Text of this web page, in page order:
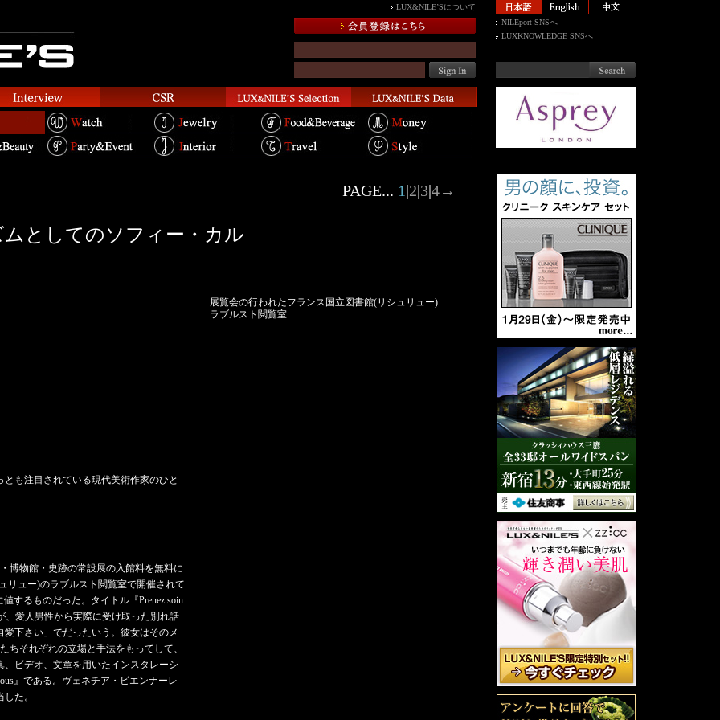
LUX&NILE’Sについて
NILEport SNSへ
LUXKNOWLEDGE SNSへ
PAGE... 1|2|3|4→
としてのソフィー・カル
も注目されている現代美術作家のひと
博物館・史跡の常設展の入館料を無料に
リュー)のラブルスト閲覧室で開催されて
するものだった。タイトル『Prenez soin
、愛人男性から実際に受け取った別れ話
下さい」でだったいう。彼女はそのメ
ちそれぞれの立場と手法をもってして、
ビデオ、文章を用いたインスタレーシ
』である。ヴェネチア・ビエンナーレ
た。
展覧会の行われたフランス国立図書館(リシュリュー)
ラブルスト閲覧室